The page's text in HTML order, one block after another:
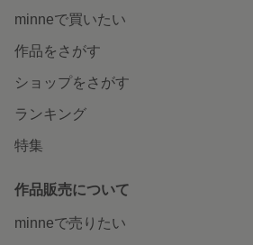
minneで買いたい
作品をさがす
ショップをさがす
ランキング
特集
作品販売について
minneで売りたい